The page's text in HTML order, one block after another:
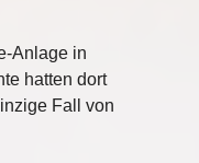
Anlage in
hatten dort
Fall von